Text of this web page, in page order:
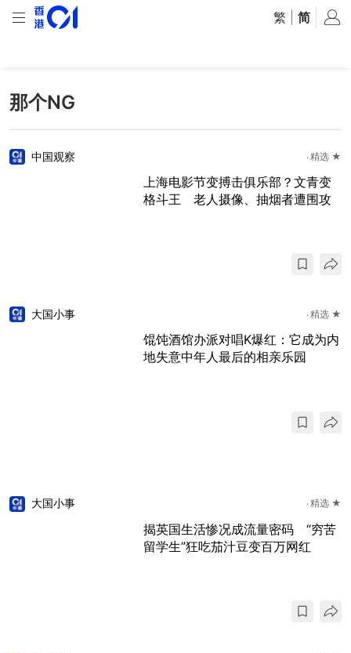
繁 简
那个NG
中国观察 精选 ★
上海电影节变搏击俱乐部？文青变
格斗王 老人摄像、抽烟者遭围攻
大国小事 精选 ★
馄饨酒馆办派对唱K爆红：它成为内
地失意中年人最后的相亲乐园
大国小事 精选 ★
揭英国生活惨况成流量密码 “穷苦
留学生”狂吃茄汁豆变百万网红